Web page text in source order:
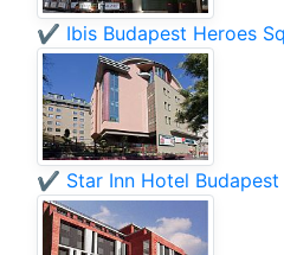
✔️ Ibis Budapest Heroes
✔️ Star Inn Hotel